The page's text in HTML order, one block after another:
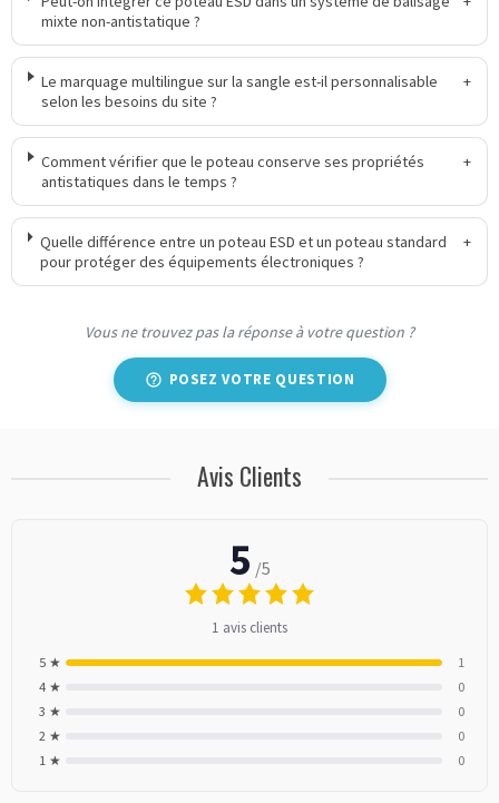
mixte non-antistatique ?
Le marquage multilingue sur la sangle est-il personnalisable
selon les besoins du site ?
+
Comment vérifier que le poteau conserve ses propriétés
antistatiques dans le temps ?
+
Quelle différence entre un poteau ESD et un poteau standard
pour protéger des équipements électroniques ?
+
Vous ne trouvez pas la réponse à votre question ?
POSEZ VOTRE QUESTION
Avis Clients
5 /5
1 avis clients
5 ★
1
4 ★
0
3 ★
0
2 ★
0
1 ★
0